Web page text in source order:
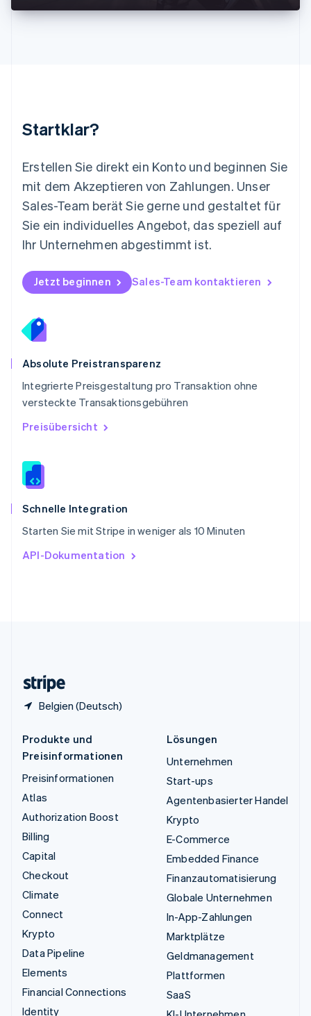
Startklar?
Erstellen Sie direkt ein Konto und beginnen Sie
mit dem Akzeptieren von Zahlungen. Unser
Sales-Team berät Sie gerne und gestaltet für
Sie ein individuelles Angebot, das speziell auf
Ihr Unternehmen abgestimmt ist.
Jetzt beginnen Sales-Team kontaktieren
Absolute Preistransparenz
Integrierte Preisgestaltung pro Transaktion ohne
versteckte Transaktionsgebühren
Preisübersicht
Schnelle Integration
Starten Sie mit Stripe in weniger als 10 Minuten
API-Dokumentation
Belgien (Deutsch)
Malta
Nederlands English
Norwegen
Österreich
Polen
English
Portugal
Português English
Rumänien
Schweden
Svenska English
Deutsch
Singapur
English
Slowakei
Slowenien
EnglishItaliano
Sonderverwaltungsregion Hongkong,
Spanien
Thailand
ไทยEnglish
English
English
Produkte und
Preisinformationen
Preisinformationen
Atlas
Authorization Boost
Billing
Capital
Checkout
Climate
Connect
Krypto
Data Pipeline
Elements
Financial Connections
Identity
Lösungen
Unternehmen
Start-ups
Agentenbasierter Handel
Krypto
E-Commerce
Embedded Finance
Finanzautomatisierung
Globale Unternehmen
In-App-Zahlungen
Marktplätze
Geldmanagement
Plattformen
SaaS